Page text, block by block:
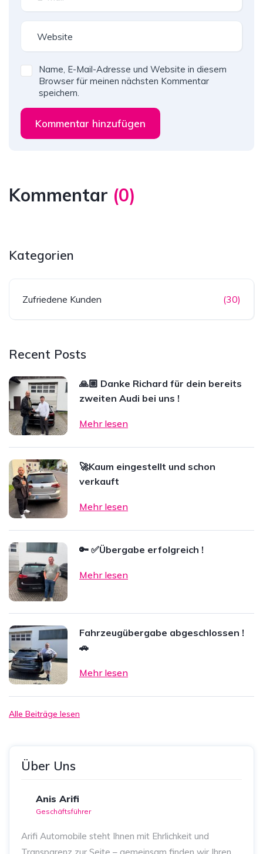
Name, E-Mail-Adresse und Website in diesem
Browser für meinen nächsten Kommentar
speichern.
Kommentar hinzufügen
Kommentar (0)
Kategorien
Zufriedene Kunden (30)
Recent Posts
🙏🏼 Danke Richard für dein bereits
zweiten Audi bei uns !
Mehr lesen
🚀Kaum eingestellt und schon
verkauft
Mehr lesen
🔑 ✅Übergabe erfolgreich !
Mehr lesen
Fahrzeugübergabe abgeschlossen !
🚗
Mehr lesen
Alle Beiträge lesen
Über Uns
Anis Arifi
Geschäftsführer
Arifi Automobile steht Ihnen mit Ehrlichkeit und